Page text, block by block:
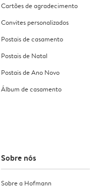
Cartões de agradecimento
Convites personalizados
Postais de casamento
Postais de Natal
Postais de Ano Novo
Álbum de casamento
Sobre nós
Sobre a Hofmann